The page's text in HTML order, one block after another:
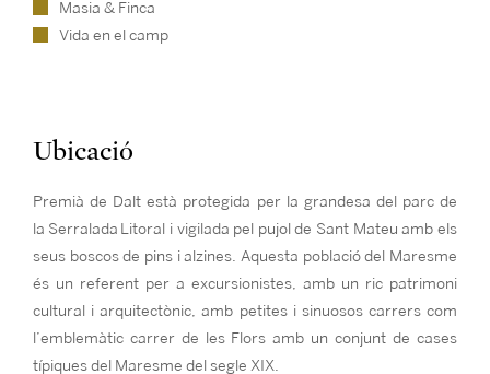
Masia & Finca
Vida en el camp
Ubicació
Premià de Dalt està protegida per la grandesa del parc de
la Serralada Litoral i vigilada pel pujol de Sant Mateu amb els
seus boscos de pins i alzines. Aquesta població del Maresme
és un referent per a excursionistes, amb un ric patrimoni
cultural i arquitectònic, amb petites i sinuosos carrers com
l’emblemàtic carrer de les Flors amb un conjunt de cases
típiques del Maresme del segle XIX.